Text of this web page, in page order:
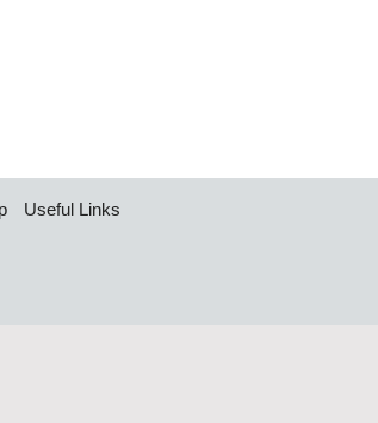
Useful Links